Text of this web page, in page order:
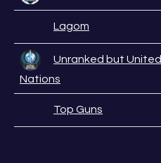
Lagom
Unranked but United
Nations
Top Guns